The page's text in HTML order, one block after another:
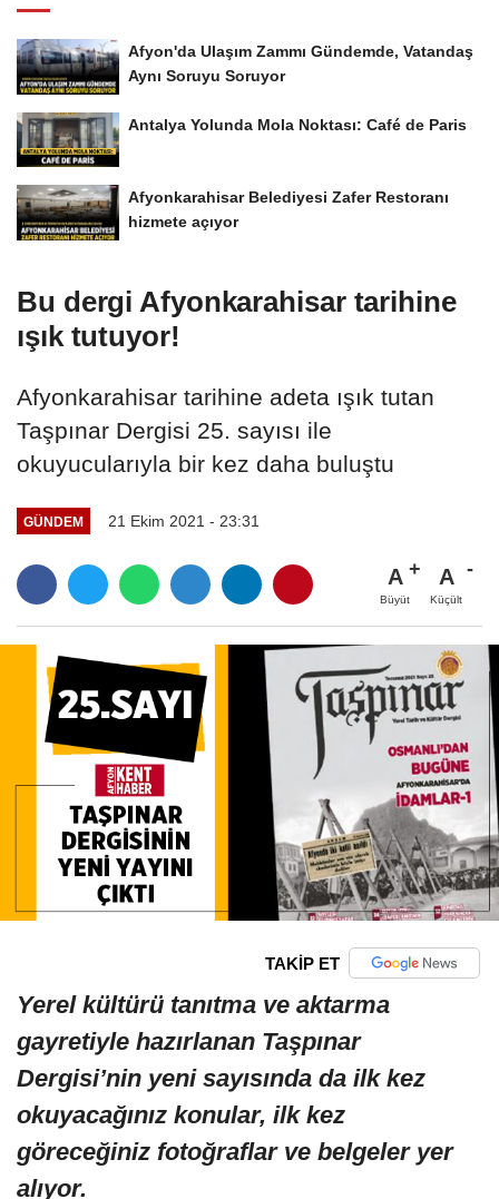
Afyon'da Ulaşım Zammı Gündemde, Vatandaş
Aynı Soruyu Soruyor
Antalya Yolunda Mola Noktası: Café de Paris
Afyonkarahisar Belediyesi Zafer Restoranı
hizmete açıyor
Bu dergi Afyonkarahisar tarihine
ışık tutuyor!
Afyonkarahisar tarihine adeta ışık tutan
Taşpınar Dergisi 25. sayısı ile
okuyucularıyla bir kez daha buluştu
GÜNDEM 21 Ekim 2021 - 23:31
A
Büyüt
A
Küçült
TAKİP ET
Yerel kültürü tanıtma ve aktarma
gayretiyle hazırlanan Taşpınar
Dergisi’nin yeni sayısında da ilk kez
okuyacağınız konular, ilk kez
göreceğiniz fotoğraflar ve belgeler yer
alıyor.